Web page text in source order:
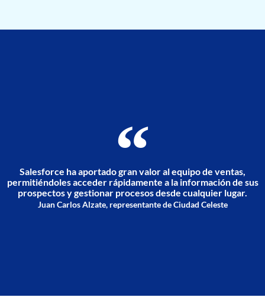
Salesforce ha aportado gran valor al equipo de ventas,
permitiéndoles acceder rápidamente a la información de sus
prospectos y gestionar procesos desde cualquier lugar.
Juan Carlos Alzate, representante de Ciudad Celeste